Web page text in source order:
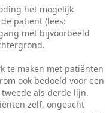
het mogelijk
patiënt (lees:
met bijvoorbeeld
te maken met patiënten
ook bedoeld voor een
als derde lijn.
zelf, ongeacht